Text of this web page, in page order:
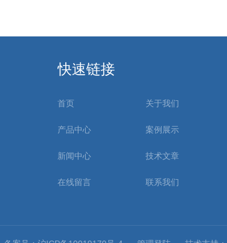
快速链接
首页 关于我们
产品中心 案例展示
新闻中心 技术文章
在线留言 联系我们